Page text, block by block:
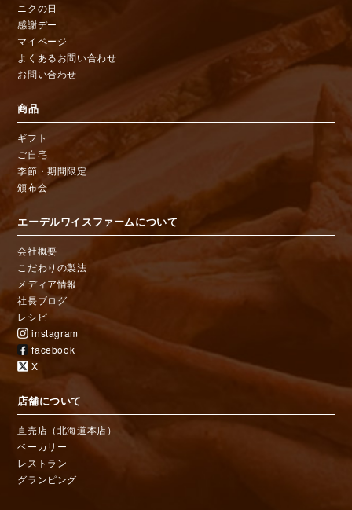
ニクの日
感謝デー
マイページ
よくあるお問い合わせ
お問い合わせ
商品
ギフト
ご自宅
季節・期間限定
頒布会
エーデルワイスファームについて
会社概要
こだわりの製法
メディア情報
社長ブログ
レシピ
instagram
facebook
X
店舗について
直売店（北海道本店）
ベーカリー
レストラン
グランピング